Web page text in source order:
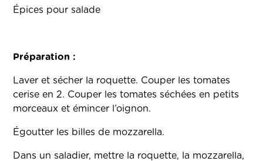
Épices pour salade
Préparation :
Laver et sécher la roquette. Couper les tomates
cerise en 2. Couper les tomates séchées en petits
morceaux et émincer l’oignon.
Égoutter les billes de mozzarella.
Dans un saladier, mettre la roquette, la mozzarella,